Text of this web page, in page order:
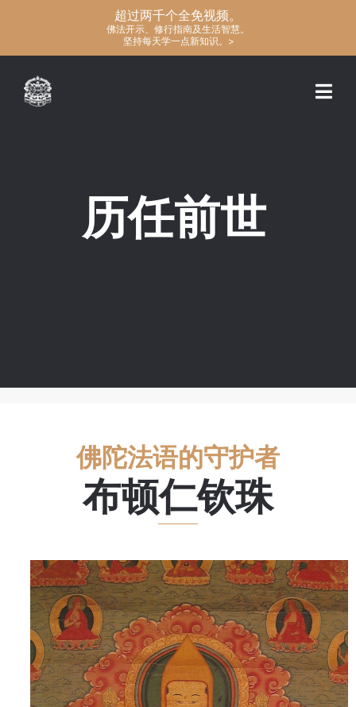
超过两千个全免视频。
佛法开示、修行指南及生活智慧。
坚持每天学一点新知识。>
历任前世
佛陀法语的守护者
布顿仁钦珠